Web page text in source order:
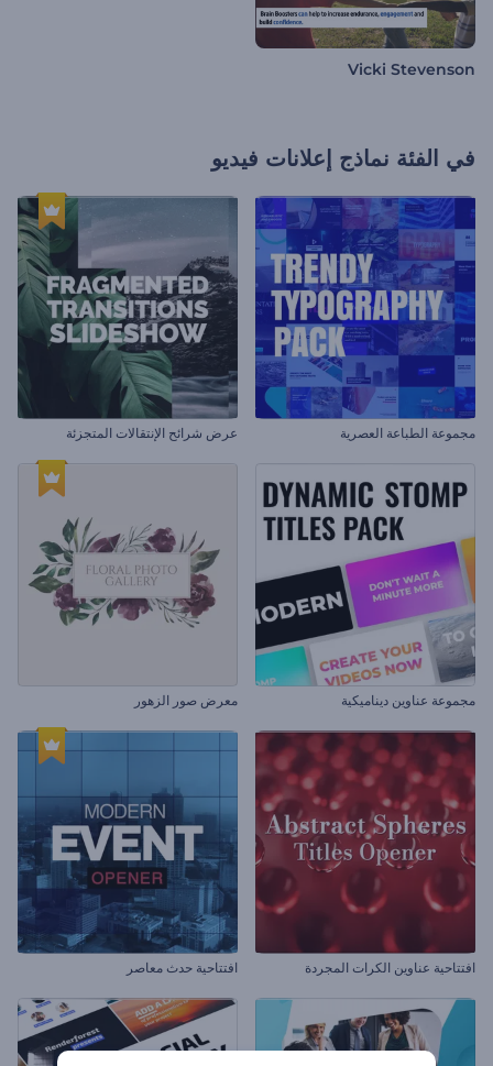
Vicki Stevenson
في الفئة نماذج إعلانات فيديو
مجموعة الطباعة العصرية عرض شرائح الإنتقالات المتجزئة
مجموعة عناوين ديناميكية معرض صور الزهور
افتتاحية عناوين الكرات المجردة افتتاحية حدث معاصر